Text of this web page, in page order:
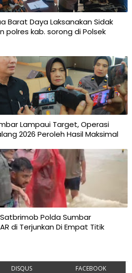
Barat Daya Laksanakan Sidak
polres kab. sorong di Polsek
Lampaui Target, Operasi
2026 Peroleh Hasil Maksimal
Polda Sumbar
di Terjunkan Di Empat Titik
DISQUS FACEBOOK